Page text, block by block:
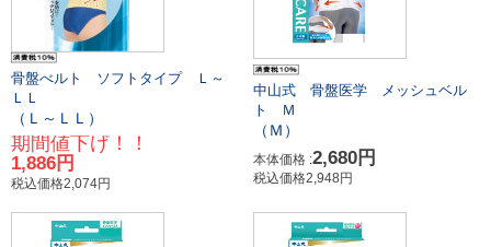
骨盤べルト ソフトタイプ Ｌ～
ＬＬ
（Ｌ～ＬＬ）
期間値下げ！！
1,886円
税込価格2,074円
中山式 骨盤医学 メッシュベル
ト Ｍ
（Ｍ）
本体価格 :2,680円
税込価格2,948円